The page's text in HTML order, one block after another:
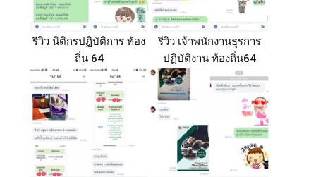
รีวิว นิติกรปฏิบัติการ ท้อง
ถิ่น 64
รีวิว เจ้าพนักงานธุรการ
ปฏิบัติงาน ท้องถิ่น64